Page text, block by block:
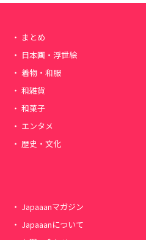
まとめ
日本画・浮世絵
着物・和服
和雑貨
和菓子
エンタメ
歴史・文化
Japaaanマガジン
Japaaanについて